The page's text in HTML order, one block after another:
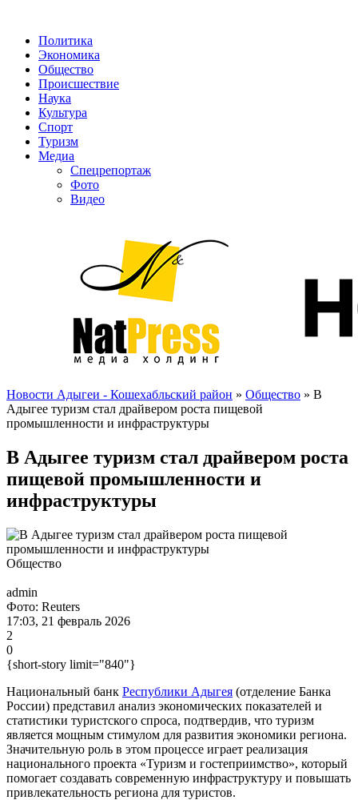
Политика
Экономика
Общество
Происшествие
Наука
Культура
Спорт
Туризм
Медиа
Спецрепортаж
Фото
Видео
Новости Адыгеи - Кошехабльский район » Общество » В
Адыгее туризм стал драйвером роста пищевой
промышленности и инфраструктуры
В Адыгее туризм стал драйвером роста
пищевой промышленности и
инфраструктуры
Общество
admin
Фото: Reuters
17:03, 21 февраль 2026
2
0
{short-story limit="840"}
Национальный банк Республики Адыгея (отделение Банка
России) представил анализ экономических показателей и
статистики туристского спроса, подтвердив, что туризм
является мощным стимулом для развития экономики региона.
Значительную роль в этом процессе играет реализация
национального проекта «Туризм и гостеприимство», который
помогает создавать современную инфраструктуру и повышать
привлекательность региона для туристов.